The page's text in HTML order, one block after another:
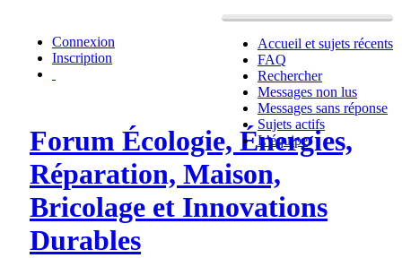
Accueil et sujets récents
FAQ
Rechercher
Messages non lus
Messages sans réponse
Sujets actifs
L’équipe
Connexion
Inscription
Forum Écologie, Énergies,
Réparation, Maison,
Bricolage et Innovations
Durables